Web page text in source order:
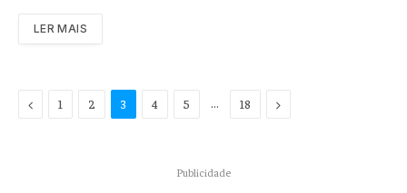
LER MAIS
Previous
1 2 3 4 5 … 18 Next
Publicidade